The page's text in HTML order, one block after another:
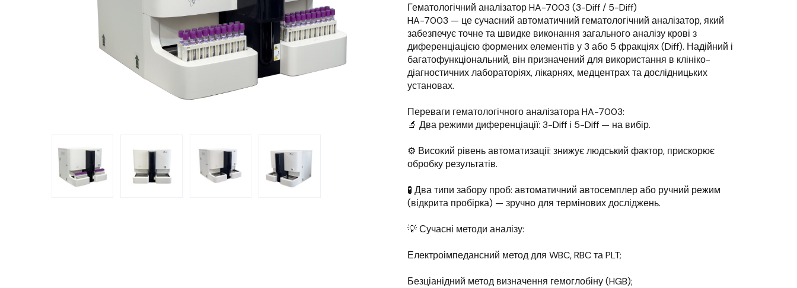
Гематологічний аналізатор HA-7003 (3-Diff / 5-Diff)
HA-7003 — це сучасний автоматичний гематологічний аналізатор, який
забезпечує точне та швидке виконання загального аналізу крові з
диференціацією формених елементів у 3 або 5 фракціях (Diff). Надійний і
багатофункціональний, він призначений для використання в клініко-
діагностичних лабораторіях, лікарнях, медцентрах та дослідницьких
установах.
Переваги гематологічного аналізатора HA-7003:
🔬 Два режими диференціації: 3-Diff і 5-Diff — на вибір.
⚙️ Високий рівень автоматизації: знижує людський фактор, прискорює
обробку результатів.
🧪 Два типи забору проб: автоматичний автосемплер або ручний режим
(відкрита пробірка) — зручно для термінових досліджень.
💡 Сучасні методи аналізу:
Електроімпедансний метод для WBC, RBC та PLT;
Безціанідний метод визначення гемоглобіну (HGB);